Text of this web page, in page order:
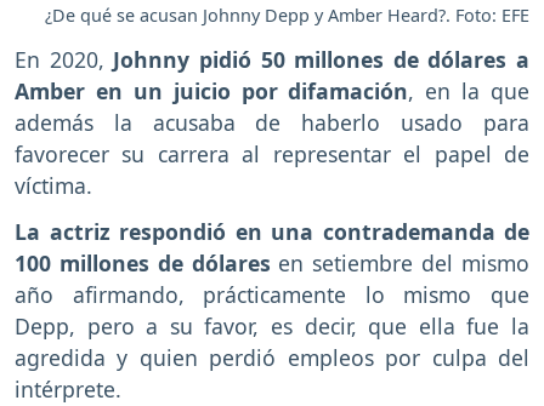
¿De qué se acusan Johnny Depp y Amber Heard?. Foto: EFE
En 2020, Johnny pidió 50 millones de dólares a
Amber en un juicio por difamación, en la que
además la acusaba de haberlo usado para
favorecer su carrera al representar el papel de
víctima.
La actriz respondió en una contrademanda de
100 millones de dólares en setiembre del mismo
año afirmando, prácticamente lo mismo que
Depp, pero a su favor, es decir, que ella fue la
agredida y quien perdió empleos por culpa del
intérprete.